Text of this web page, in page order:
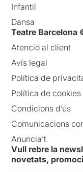
Infantil
Dansa
Teatre Barcelona
Atenció al client
Avís legal
Política de
Política de cookies
Condicions d’ús
Comunicacions
Anuncia’t
Vull rebre la
novetats,